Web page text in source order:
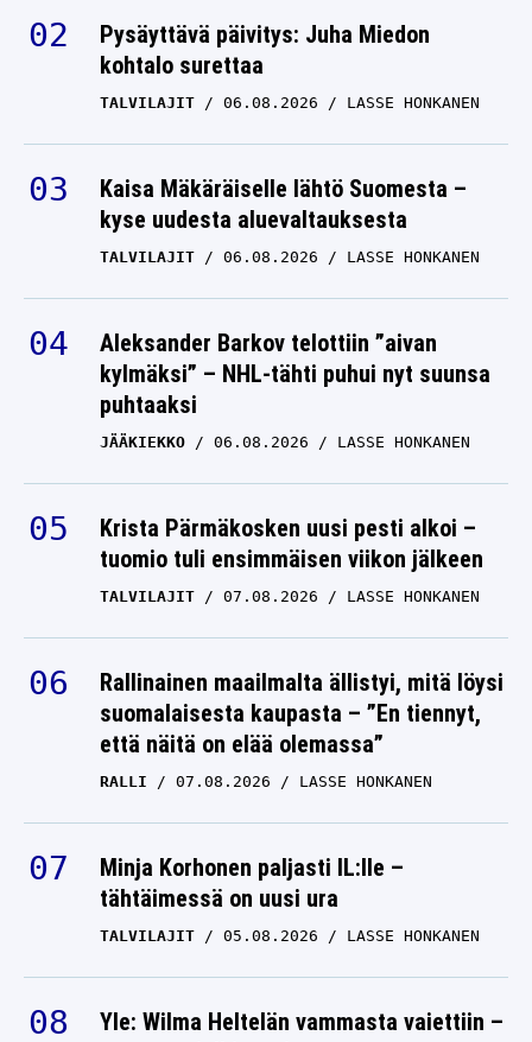
Pysäyttävä päivitys: Juha Miedon
kohtalo surettaa
TALVILAJIT 06.08.2026 LASSE HONKANEN
Kaisa Mäkäräiselle lähtö Suomesta –
kyse uudesta aluevaltauksesta
TALVILAJIT 06.08.2026 LASSE HONKANEN
Aleksander Barkov telottiin ”aivan
kylmäksi” – NHL-tähti puhui nyt suunsa
puhtaaksi
JÄÄKIEKKO 06.08.2026 LASSE HONKANEN
Krista Pärmäkosken uusi pesti alkoi –
tuomio tuli ensimmäisen viikon jälkeen
TALVILAJIT 07.08.2026 LASSE HONKANEN
Rallinainen maailmalta ällistyi, mitä löysi
suomalaisesta kaupasta – ”En tiennyt,
että näitä on elää olemassa”
RALLI 07.08.2026 LASSE HONKANEN
Minja Korhonen paljasti IL:lle –
tähtäimessä on uusi ura
TALVILAJIT 05.08.2026 LASSE HONKANEN
Yle: Wilma Heltelän vammasta vaiettiin –